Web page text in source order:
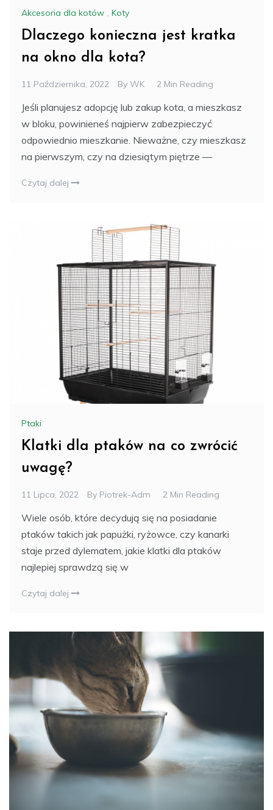
Akcesoria dla kotów , Koty
Dlaczego konieczna jest kratka
na okno dla kota?
11 Października, 2022 By WK 2 Min Reading
Jeśli planujesz adopcję lub zakup kota, a mieszkasz
w bloku, powinieneś najpierw zabezpieczyć
odpowiednio mieszkanie. Nieważne, czy mieszkasz
na pierwszym, czy na dziesiątym piętrze —
Czytaj dalej
Ptaki
Klatki dla ptaków na co zwrócić
uwagę?
11 Lipca, 2022 By Piotrek-Adm 2 Min Reading
Wiele osób, które decydują się na posiadanie
ptaków takich jak papużki, ryżowce, czy kanarki
staje przed dylematem, jakie klatki dla ptaków
najlepiej sprawdzą się w
Czytaj dalej